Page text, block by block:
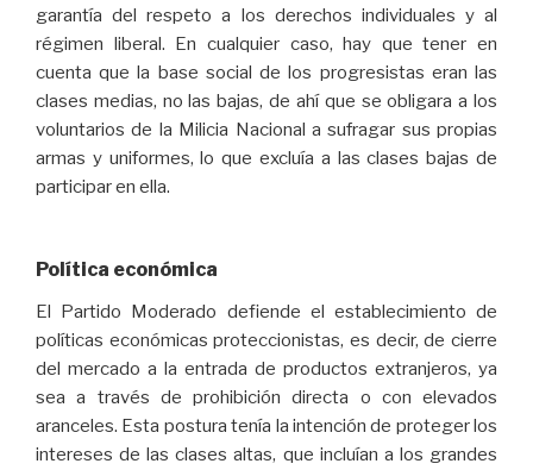
garantía del respeto a los derechos individuales y al
régimen liberal. En cualquier caso, hay que tener en
cuenta que la base social de los progresistas eran las
clases medias, no las bajas, de ahí que se obligara a los
voluntarios de la Milicia Nacional a sufragar sus propias
armas y uniformes, lo que excluía a las clases bajas de
participar en ella.
Política económica
El Partido Moderado defiende el establecimiento de
políticas económicas proteccionistas, es decir, de cierre
del mercado a la entrada de productos extranjeros, ya
sea a través de prohibición directa o con elevados
aranceles. Esta postura tenía la intención de proteger los
intereses de las clases altas, que incluían a los grandes